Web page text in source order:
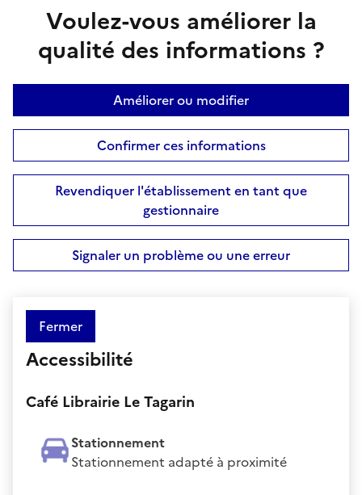
Voulez-vous améliorer la
qualité des informations ?
Améliorer ou modifier
Confirmer ces informations
Revendiquer l'établissement en tant que
gestionnaire
Signaler un problème ou une erreur
Fermer
Accessibilité
Café Librairie Le Tagarin
Stationnement
Stationnement adapté à proximité